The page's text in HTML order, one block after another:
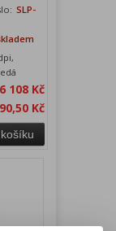
SLP-
6 108 Kč
Kč